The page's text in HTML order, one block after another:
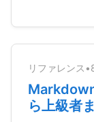
リファレンス •
ら上級者